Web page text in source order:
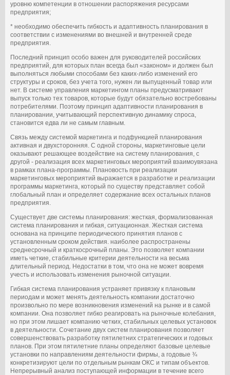
уровню компетенции в отношении распоряжения ресурсами
предприятия;
* необходимо обеспечить гибкость и адаптивность планирования в
соответствии с изменениями во внешней и внутренней среде
предприятия.
Последний принцип особо важен для руководителей российских
предприятий, для которых план всегда был «законом» и должен был
выполняться любыми способами без каких-либо изменений его
структуры и сроков, без учета того, нужен ли выпущенный товар или
нет. В системе управления маркетингом планы предусматривают
выпуск только тех товаров, которые будут обязательно востребованы
потребителями. Поэтому принцип адаптивности планирования в
планировании, учитывающий перспективную динамику спроса,
становится едва ли не самым главным.
Связь между системой маркетинга и подфункцией планирования
активная и двухсторонняя. С одной стороны, маркетинговые цели
оказывают решающее воздействие на систему планирования, с
другой - реализация всех маркетинговых мероприятий взаимоувязана
в рамках плана-программы. Плановость при реализации
маркетинговых мероприятий выражается в разработке и реализации
программы маркетинга, который по существу представляет собой
глобальный план и определяет содержание всех остальных планов
предприятия.
Существует две системы планирования: жесткая, формализованная
система планирования и гибкая, ситуационная. Жесткая система
основана на принципе периодического принятия планов с
установленным сроком действия. наиболее распространены
среднесрочный и краткосрочный планы. Это позволяет компании
иметь четкие, стабильные критерии деятельности на весьма
длительный период. Недостатки в том, что она не может вовремя
учесть и использовать изменения рыночной ситуации.
Гибкая система планирования устраняет привязку к плановым
периодам и может менять деятельность компании достаточно
произвольно по мере возникновения изменений на рынке и в самой
компании. Она позволяет гибко реагировать на рыночные колебания,
но при этом лишает компанию четких, стабильных целевых установок
в деятельности. Сочетание двух систем планирования позволяет
совершенствовать разработку пятилетних стратегических и годовых
планов. При этом пятилетние планы определяют базовые целевые
установки по направлениям деятельности фирмы, а годовые ¾
конкретизируют цели по отдельным рынкам ОКС и типам объектов.
Непрерывный анализ поступающей информации в течение всего